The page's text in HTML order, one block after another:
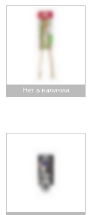
Нет в наличии